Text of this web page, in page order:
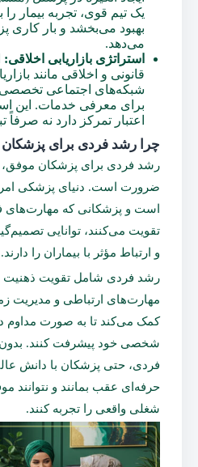
یک تیم قوی، تجربه بیمار
بهبود می‌بخشد و بار کاری
می‌دهد.
استراتژی بازاریابی اخلاقی:
قانونی و اخلاقی مانند
شبکه‌های اجتماعی تخصصی
برای معرفی خدمات. این
اعتبار تمرکز دارد نه
چرا رشد فردی برای
رشد فردی برای پزشکان موفق،
ضرورت است. دنیای پزشکی
است و پزشکانی که مهارت‌های
تقویت می‌کنند، توانایی
و ارتباط مؤثر با بیماران را دارند.
رشد فردی شامل تقویت ذهنیت
مهارت‌های ارتباطی و مدیریت
کمک می‌کند تا به صورت مداوم
شخصی خود پیشرفت کنند.
فردی، حتی پزشکان با دانش
حرفه‌ای عقب بمانند و نتوانند
شغلی واقعی را تجربه کنند.